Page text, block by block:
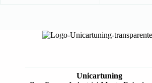
Unicartuning